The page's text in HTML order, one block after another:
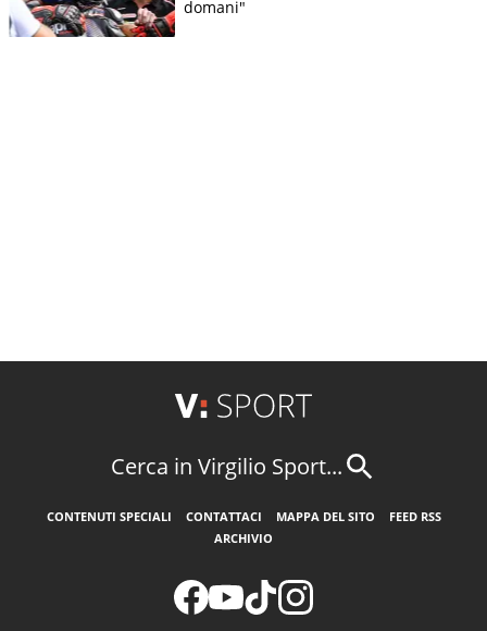
domani"
Cerca in Virgilio Sport...
CONTENUTI SPECIALI CONTATTACI MAPPA DEL SITO
FEED RSS
ARCHIVIO